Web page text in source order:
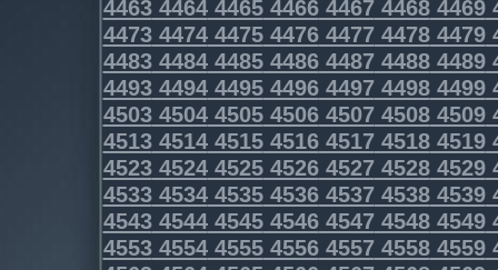
4463446444654466446744684469
4473447444754476447744784479
4483448444854486448744884489
4493449444954496449744984499
4503450445054506450745084509
4513451445154516451745184519
4523452445254526452745284529
4533453445354536453745384539
4543454445454546454745484549
4553455445554556455745584559